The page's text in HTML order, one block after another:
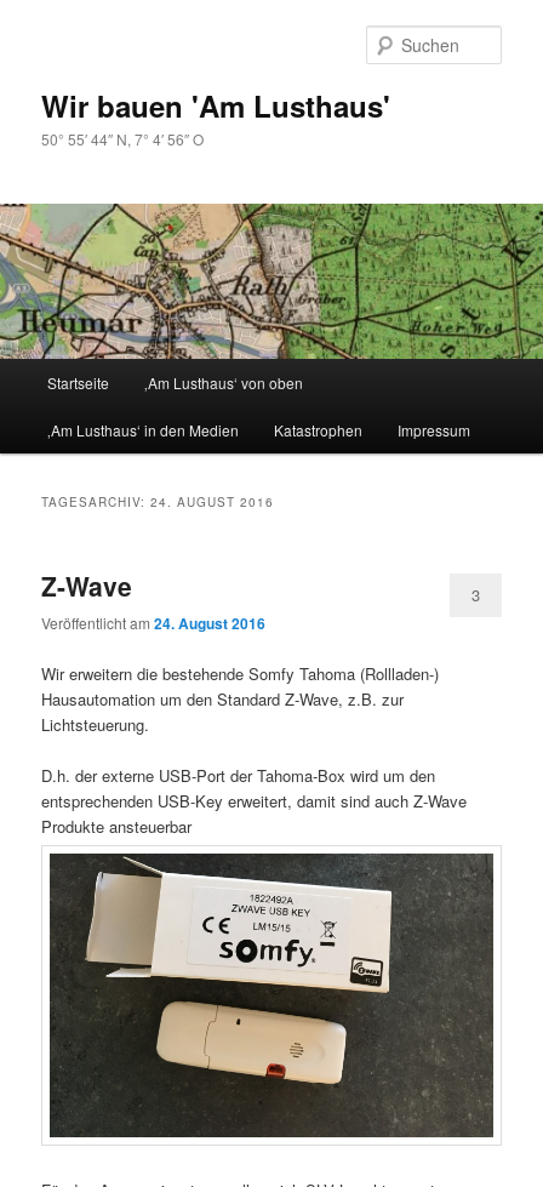
Wir bauen 'Am Lusthaus'
50° 55′ 44″ N, 7° 4′ 56″ O
Startseite ‚Am Lusthaus‘ von oben
‚Am Lusthaus‘ in den Medien Katastrophen Impressum
TAGESARCHIV:24. AUGUST 2016
Z-Wave
Veröffentlicht am24. August 2016
3
Wir erweitern die bestehende Somfy Tahoma (Rollladen-)
Hausautomation um den Standard Z-Wave, z.B. zur
Lichtsteuerung.
D.h. der externe USB-Port der Tahoma-Box wird um den
entsprechenden USB-Key erweitert, damit sind auch Z-Wave
Produkte ansteuerbar